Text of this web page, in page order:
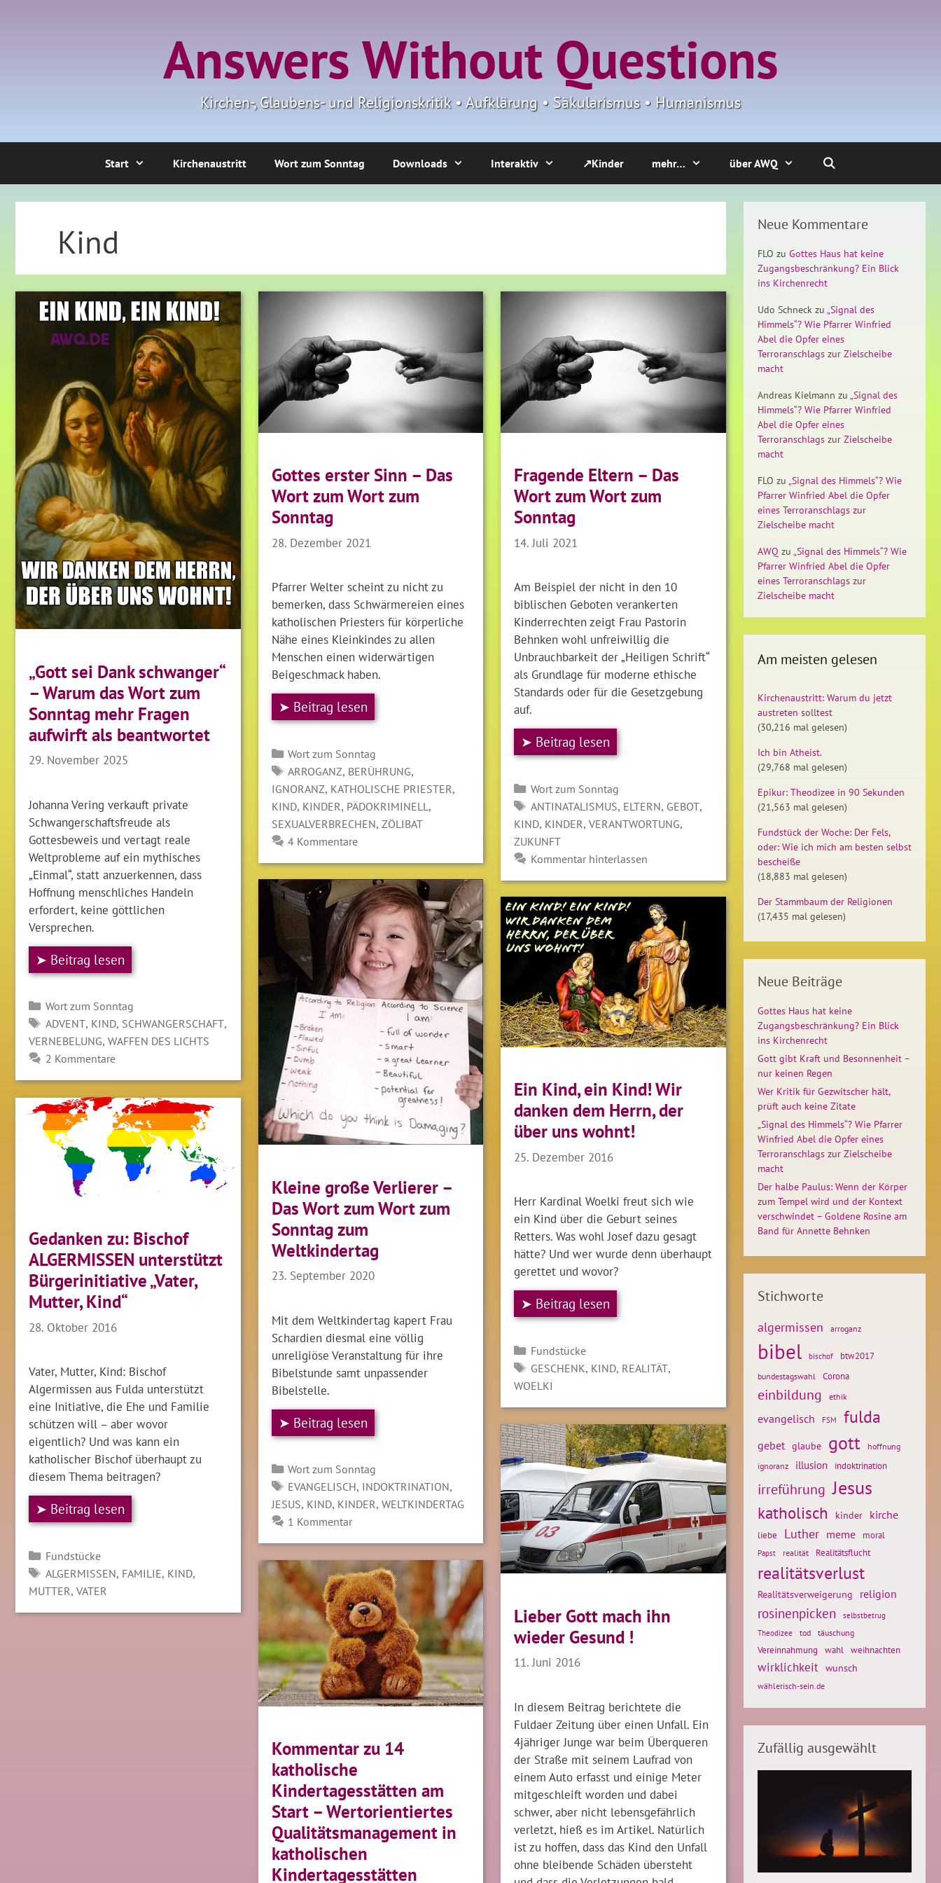
Answers Without Questions
Kirchen-, Glaubens- und Religionskritik • Aufklärung • Säkularismus • Humanismus
Start Kirchenaustritt Wort zum Sonntag Downloads Interaktiv ↗Kinder mehr… über AWQ
Kind
„Gott sei Dank schwanger“
– Warum das Wort zum
Sonntag mehr Fragen
aufwirft als beantwortet
29. November 2025
Johanna Vering verkauft private
Schwangerschaftsfreude als
Gottesbeweis und vertagt reale
Weltprobleme auf ein mythisches
„Einmal“, statt anzuerkennen, dass
Hoffnung menschliches Handeln
erfordert, keine göttlichen
Versprechen.
➤ Beitrag lesen
Kategorien
Wort zum Sonntag
SCHLAGWÖRTER
ADVENT, KIND, SCHWANGERSCHAFT,
VERNEBELUNG,WAFFEN DES LICHTS
2 Kommentare
Gottes erster Sinn – Das
Wort zum Wort zum
Sonntag
28. Dezember 2021
Pfarrer Welter scheint zu nicht zu
bemerken, dass Schwärmereien eines
katholischen Priesters für körperliche
Nähe eines Kleinkindes zu allen
Menschen einen widerwärtigen
Beigeschmack haben.
➤ Beitrag lesen
Kategorien
Wort zum Sonntag
SCHLAGWÖRTER
ARROGANZ, BERÜHRUNG,
IGNORANZ, KATHOLISCHE PRIESTER,
KIND, KINDER, PÄDOKRIMINELL ,
SEXUALVERBRECHEN, ZÖLIBAT
4 Kommentare
Fragende Eltern – Das
Wort zum Wort zum
Sonntag
14. Juli 2021
Am Beispiel der nicht in den 10
biblischen Geboten verankerten
Kinderrechten zeigt Frau Pastorin
Behnken wohl unfreiwillig die
Unbrauchbarkeit der „Heiligen Schrift“
als Grundlage für moderne ethische
Standards oder für die Gesetzgebung
auf.
➤ Beitrag lesen
Kategorien
Wort zum Sonntag
SCHLAGWÖRTER
ANTINATALISMUS, ELTERN, GEBOT,
KIND, KINDER,VERANTWORTUNG,
ZUKUNFT
Kommentar hinterlassen
Kleine große Verlierer –
Das Wort zum Wort zum
Sonntag zum
Weltkindertag
23. September 2020
Mit dem Weltkindertag kapert Frau
Schardien diesmal eine völlig
unreligiöse Veranstaltung für ihre
Bibelstunde samt unpassender
Bibelstelle.
➤ Beitrag lesen
Kategorien
Wort zum Sonntag
SCHLAGWÖRTER
EVANGELISCH, INDOKTRINATION,
JESUS, KIND, KINDER, WELTKINDERTAG
1 Kommentar
Ein Kind, ein Kind! Wir
danken dem Herrn, der
über uns wohnt!
25. Dezember 2016
Herr Kardinal Woelki freut sich wie
ein Kind über die Geburt seines
Retters. Was wohl Josef dazu gesagt
hätte? Und wer wurde denn überhaupt
gerettet und wovor?
➤ Beitrag lesen
Kategorien
Fundstücke
SCHLAGWÖRTER
GESCHENK, KIND, REALITÄT,
WOELKI
Gedanken zu: Bischof
ALGERMISSEN unterstützt
Bürgerinitiative „Vater,
Mutter, Kind“
28. Oktober 2016
Vater, Mutter, Kind: Bischof
Algermissen aus Fulda unterstützt
eine Initiative, die Ehe und Familie
schützen will – aber wovor
eigentlich? Und was kann ein
katholischer Bischof überhaupt zu
diesem Thema beitragen?
➤ Beitrag lesen
Kategorien
Fundstücke
SCHLAGWÖRTER
ALGERMISSEN, FAMILIE, KIND,
MUTTER,VATER
Lieber Gott mach ihn
wieder Gesund !
11. Juni 2016
In diesem Beitrag berichtete die
Fuldaer Zeitung über einen Unfall. Ein
4jähriger Junge war beim Überqueren
der Straße mit seinem Laufrad von
einem Auto erfasst und einige Meter
mitgeschleift worden und dabei
schwer, aber nicht lebensgefährlich
verletzt, hieß es im Artikel. Natürlich
ist zu hoffen, dass das Kind den Unfall
ohne bleibende Schäden übersteht
Kommentar zu 14
katholische
Kindertagesstätten am
Start – Wertorientiertes
Qualitätsmanagement in
katholischen
Kindertagesstätten
Neue Kommentare
FLO zu Gottes Haus hat keine
Zugangsbeschränkung? Ein Blick
ins Kirchenrecht
Udo Schneck zu „Signal des
Himmels“? Wie Pfarrer Winfried
Abel die Opfer eines
Terroranschlags zur Zielscheibe
macht
Andreas Kielmann zu „Signal des
Himmels“? Wie Pfarrer Winfried
Abel die Opfer eines
Terroranschlags zur Zielscheibe
macht
FLO zu „Signal des Himmels“? Wie
Pfarrer Winfried Abel die Opfer
eines Terroranschlags zur
Zielscheibe macht
AWQ zu „Signal des Himmels“? Wie
Pfarrer Winfried Abel die Opfer
eines Terroranschlags zur
Zielscheibe macht
Am meisten gelesen
Kirchenaustritt: Warum du jetzt
austreten solltest
(30,216 mal gelesen)
Ich bin Atheist.
(29,768 mal gelesen)
Epikur: Theodizee in 90 Sekunden
(21,563 mal gelesen)
Fundstück der Woche: Der Fels,
oder: Wie ich mich am besten selbst
bescheiße
(18,883 mal gelesen)
Der Stammbaum der Religionen
(17,435 mal gelesen)
Neue Beiträge
Gottes Haus hat keine
Zugangsbeschränkung? Ein Blick
ins Kirchenrecht
Gott gibt Kraft und Besonnenheit –
nur keinen Regen
Wer Kritik für Gezwitscher hält,
prüft auch keine Zitate
„Signal des Himmels“? Wie Pfarrer
Winfried Abel die Opfer eines
Terroranschlags zur Zielscheibe
macht
Der halbe Paulus: Wenn der Körper
zum Tempel wird und der Kontext
verschwindet – Goldene Rosine am
Band für Annette Behnken
Stichworte
algermissen arroganz
bibel bischof btw2017
bundestagswahl Corona
einbildung ethik
evangelisch FSM fulda
gebet glaube gott
hoffnung
ignoranz
illusion indoktrination
irreführung Jesus
katholisch kinder kirche
liebe Luther meme moral
Papst realität Realitätsflucht
realitätsverlust
Realitätsverweigerung religion
rosinenpicken
selbstbetrug
Theodizee
tod täuschung
Vereinnahmung wahl weihnachten
wirklichkeit wunsch
wählerisch-sein.de
Zufällig ausgewählt